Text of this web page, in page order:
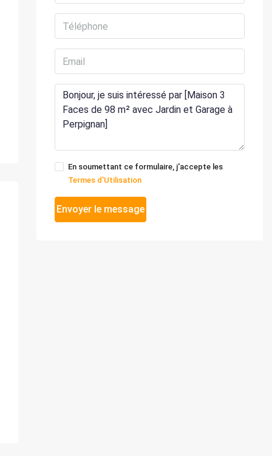
En soumettant ce formulaire, j'accepte les
Termes d'Utilisation
Envoyer le message